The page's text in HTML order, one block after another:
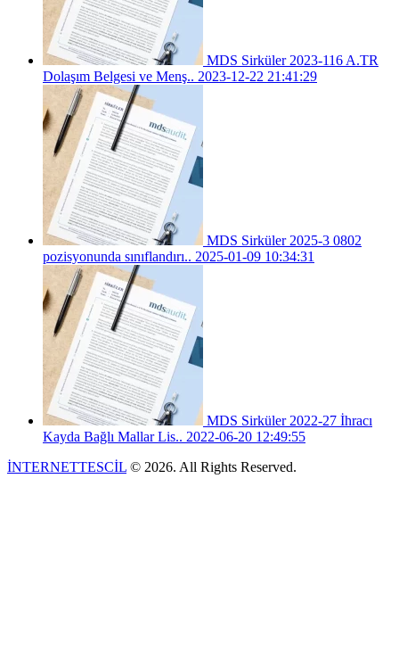
MDS Sirküler 2023-116 A.TR
Dolaşım Belgesi ve Menş.. 2023-12-22 21:41:29
MDS Sirküler 2025-3 0802
pozisyonunda sınıflandırı.. 2025-01-09 10:34:31
MDS Sirküler 2022-27 İhracı
Kayda Bağlı Mallar Lis.. 2022-06-20 12:49:55
İNTERNETTESCİL © 2026. All Rights Reserved.